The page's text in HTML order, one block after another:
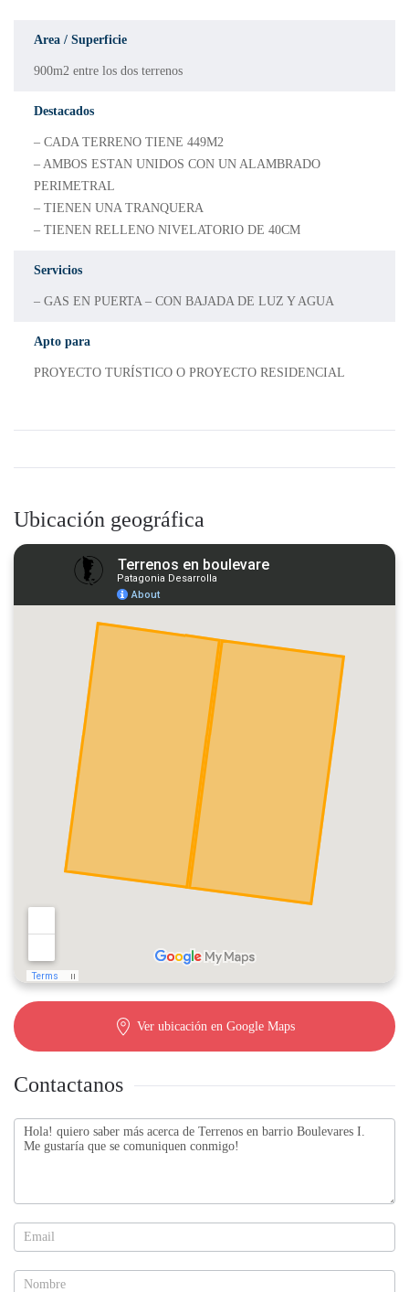
Area / Superficie
900m2 entre los dos terrenos
Destacados
– CADA TERRENO TIENE 449M2
– AMBOS ESTAN UNIDOS CON UN ALAMBRADO
PERIMETRAL
– TIENEN UNA TRANQUERA
– TIENEN RELLENO NIVELATORIO DE 40CM
Servicios
– GAS EN PUERTA – CON BAJADA DE LUZ Y AGUA
Apto para
PROYECTO TURÍSTICO O PROYECTO RESIDENCIAL
Ubicación geográfica
Ver ubicación en Google Maps
Contactanos
Contactanos